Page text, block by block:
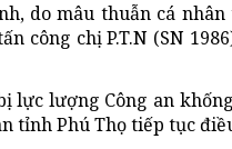
do mâu thuẫn cá
công chị P.T.N (SN
lực lượng Công an
tỉnh Phú Thọ tiếp tục